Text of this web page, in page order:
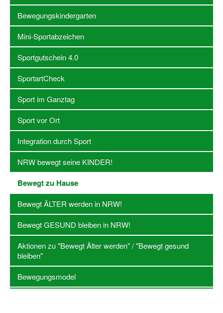
Stellenangebote SSB Dortmund
Vereine
Vereinssuche
Übungsleiterbörse
Sportanlagen in Dortmund
Olympiabewerbung
Kinderschutz im Sport
Fördermöglichkeiten
Vereinsberatung
Wege zur Kooperation
Villa Froschloch
Log-in "Vereine"
Qualifizierung
SSB Qualifizierungen
Bewegungskindergarten
Mini-Sportabzeichen
Sportgutschein 4.0
SportartCheck
Sport im Ganztag
Sport vor Ort
Integration durch Sport
NRW bewegt seine KINDER!
Bewegt zu Hause
Bewegt ÄLTER werden in NRW!
Bewegt GESUND bleiben in NRW!
Aktionen zu "Bewegt Älter werden" / "Bewegt gesund
bleiben"
Bewegungsmodel